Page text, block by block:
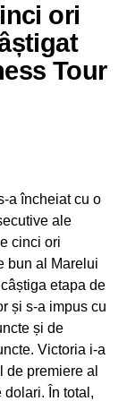
ori
Tour
a încheiat cu o
ale
cinci ori
bun al Marelui
etapa de
și s-a impus cu
și de
Victoria i-a
premiere al
În total,